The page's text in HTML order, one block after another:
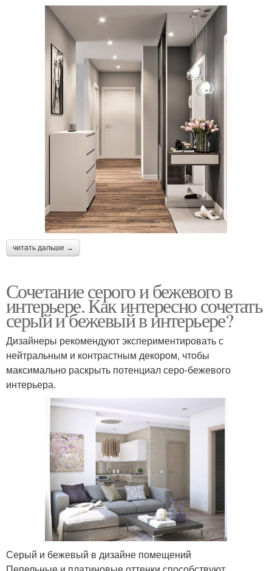
читать дальше →
Сочетание серого и бежевого в
интерьере. Как интересно сочетать
серый и бежевый в интерьере?
Дизайнеры рекомендуют экспериментировать с
нейтральным и контрастным декором, чтобы
максимально раскрыть потенциал серо-бежевого
интерьера.
Серый и бежевый в дизайне помещений